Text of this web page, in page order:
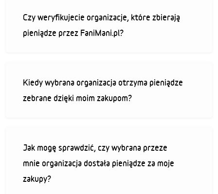
Czy weryfikujecie organizacje, które zbierają
pieniądze przez FaniMani.pl?
Kiedy wybrana organizacja otrzyma pieniądze
zebrane dzięki moim zakupom?
Jak mogę sprawdzić, czy wybrana przeze
mnie organizacja dostała pieniądze za moje
zakupy?